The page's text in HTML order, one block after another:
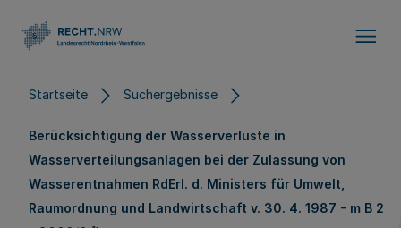
Startseite Suchergebnisse
Berücksichtigung der Wasserverluste in
Wasserverteilungsanlagen bei der Zulassung von
Wasserentnahmen RdErl. d. Ministers für Umwelt,
Raumordnung und Landwirtschaft v. 30. 4. 1987 - m B 2